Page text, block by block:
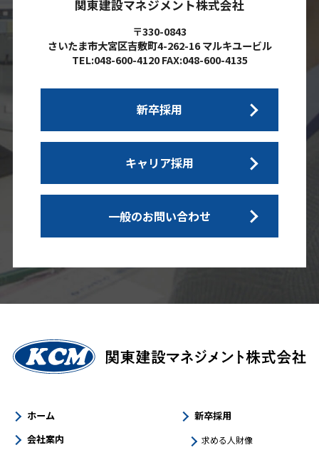
関東建設マネジメント株式会社
〒330-0843
さいたま市大宮区吉敷町4-262-16 マルキユービル
TEL:048-600-4120 FAX:048-600-4135
新卒採用
キャリア採用
一般のお問い合わせ
ホーム
会社案内
新卒採用
求める人財像